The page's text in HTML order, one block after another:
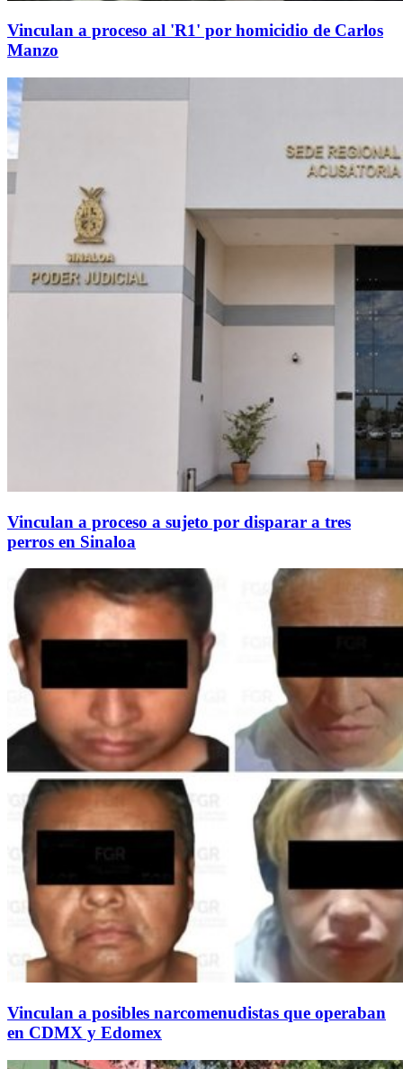
Vinculan a proceso al 'R1' por homicidio de Carlos
Manzo
Vinculan a proceso a sujeto por disparar a tres
perros en Sinaloa
Vinculan a posibles narcomenudistas que operaban
en CDMX y Edomex